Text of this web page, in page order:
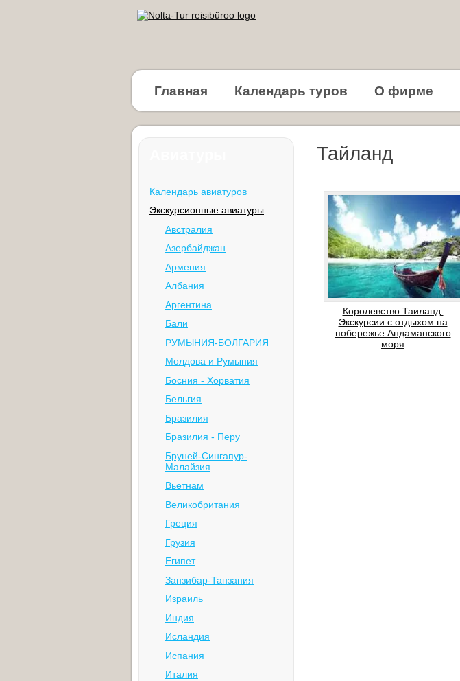
Главная Календарь туров О фирме
Календарь авиатуров
Экскурсионные авиатуры
Австралия
Азербайджан
Армения
Албания
Аргентина
Бали
РУМЫНИЯ-БОЛГАРИЯ
Молдова и Румыния
Босния - Хорватия
Бельгия
Бразилия
Бразилия - Перу
Бруней-Сингапур-
Малайзия
Вьетнам
Великобритания
Греция
Грузия
Египет
Занзибар-Танзания
Израиль
Индия
Исландия
Испания
Италия
Тайланд
Королевство Таиланд.
Экскурсии с отдыхом на
побережье Андаманского
моря